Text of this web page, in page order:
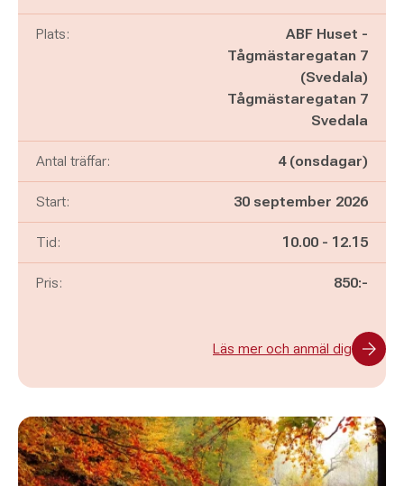
Plats:
ABF Huset -
Tågmästaregatan 7
(Svedala)
Tågmästaregatan 7
Svedala
Antal träffar: 4 (onsdagar)
Start: 30 september 2026
Tid: Pågår mellan
10.00 - och
12.15
Pris: 850:-
Läs mer och anmäl dig